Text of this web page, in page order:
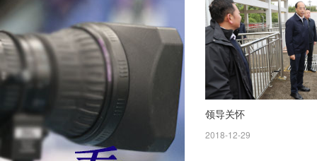
领导关怀
2018-12-29